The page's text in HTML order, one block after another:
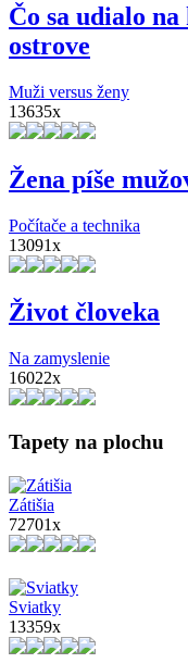
Čo sa udialo
ostrove
Muži versus ženy
13635x
Žena píše
Počítače a technika
13091x
Život človeka
Na zamyslenie
16022x
Tapety na plochu
Zátišia
72701x
Sviatky
13359x